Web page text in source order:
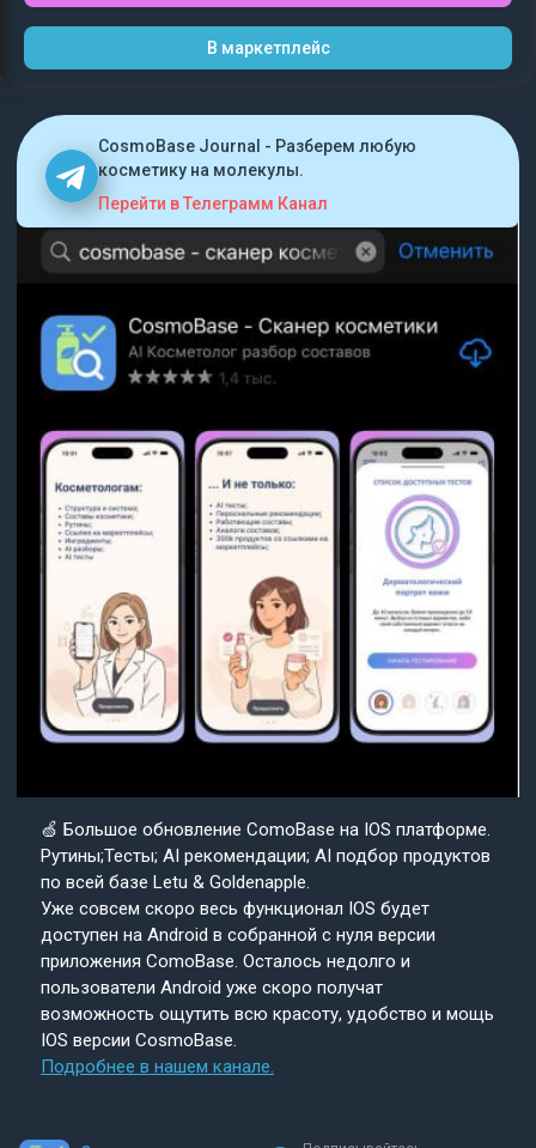
В маркетплейс
CosmoBase Journal - Разберем любую
косметику на молекулы.
Перейти в Телеграмм Канал
🍏 Большое обновление ComoBase на IOS платформе.
Рутины;Тесты; AI рекомендации; AI подбор продуктов
по всей базе Letu & Goldenapple.
Уже совсем скоро весь функционал IOS будет
доступен на Android в собранной с нуля версии
приложения ComoBase. Осталось недолго и
пользователи Android уже скоро получат
возможность ощутить всю красоту, удобство и мощь
IOS версии CosmoBase.
Подробнее в нашем канале.